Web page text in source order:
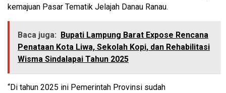
kemajuan Pasar Tematik Jelajah Danau Ranau.
Baca juga:
Bupati Lampung Barat Expose Rencana
Penataan Kota Liwa, Sekolah Kopi, dan Rehabilitasi
Wisma Sindalapai Tahun 2025
“Di tahun 2025 ini Pemerintah Provinsi sudah